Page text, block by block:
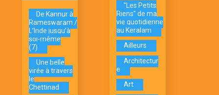
De Kannur à
Rameswaram /
L’Inde jusqu’à
soi-même
(7)
Une belle
virée à travers
le
Chettinad
"Les Petits
Riens" de ma
vie quotidienne
au Keralam
Ailleurs
Architectur
e
Art